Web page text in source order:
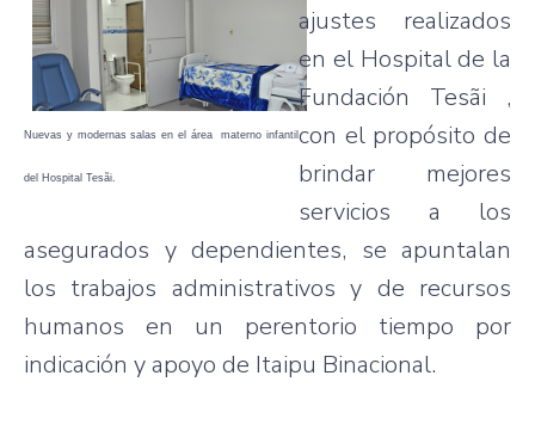
Nuevas y modernas salas en el área materno infantil
del Hospital Tesãi.
ajustes realizados
en el Hospital de la
Fundación Tesãi ,
con el propósito de
brindar mejores
servicios a los
asegurados y dependientes, se apuntalan
los trabajos administrativos y de recursos
humanos en un perentorio tiempo por
indicación y apoyo de Itaipu Binacional.